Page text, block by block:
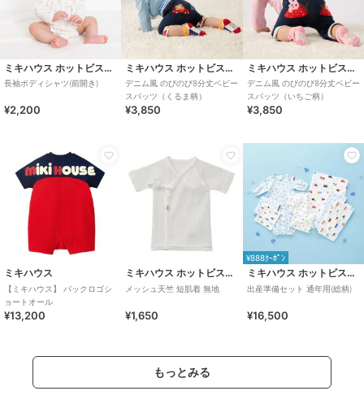
ミキハウス ホットビスケッツ
長袖ボディシャツ(前開き)
¥2,200
ミキハウス ホットビスケッツ
デニム風 のびのび8分丈ベビー
スパッツ（くるま柄）
¥3,850
ミキハウス ホットビスケッツ
デニム風 のびのび8分丈ベビー
スパッツ（いちご柄）
¥3,850
ミキハウス
【ミキハウス】 バックロゴシ
ョートオール
¥13,200
ミキハウス ホットビスケッツ
メッシュ天竺 短肌着 無地
¥1,650
¥888ｸｰﾎﾟﾝ
ミキハウス ホットビスケッツ
出産準備セット 通年用(総柄)
¥16,500
もっとみる